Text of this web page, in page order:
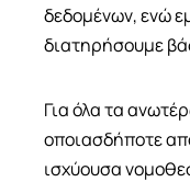
δεδομένων, ενώ
διατηρήσουμε
Για όλα τα
οποιασδήποτε
ισχύουσα